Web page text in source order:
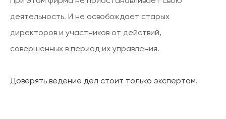
деятельность. И не освобождает старых
директоров и участников от действий,
совершенных в период их управления.
Доверять ведение дел стоит только экспертам.